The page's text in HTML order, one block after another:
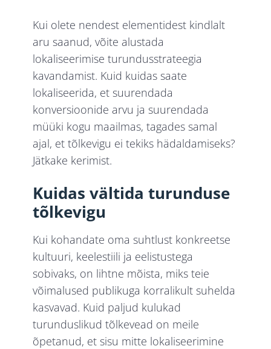
Kui olete nendest elementidest kindlalt
aru saanud, võite alustada
lokaliseerimise turundusstrateegia
kavandamist. Kuid kuidas saate
lokaliseerida, et suurendada
konversioonide arvu ja suurendada
müüki kogu maailmas, tagades samal
ajal, et tõlkevigu ei tekiks hädaldamiseks?
Jätkake kerimist.
Kuidas vältida turunduse
tõlkevigu
Kui kohandate oma suhtlust konkreetse
kultuuri, keelestiili ja eelistustega
sobivaks, on lihtne mõista, miks teie
võimalused publikuga korralikult suhelda
kasvavad. Kuid paljud kulukad
turunduslikud tõlkevead on meile
õpetanud, et sisu mitte lokaliseerimine